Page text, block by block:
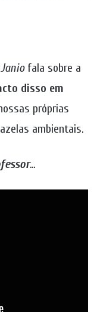
Janiofala sobre a
disso em
próprias
ambientais.
...